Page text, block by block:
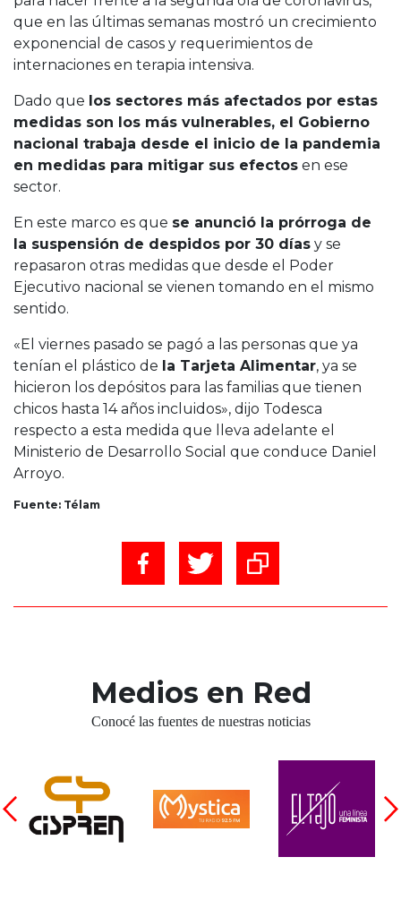
que en las últimas semanas mostró un crecimiento
exponencial de casos y requerimientos de
internaciones en terapia intensiva.
Dado que los sectores más afectados por estas
medidas son los más vulnerables, el Gobierno
nacional trabaja desde el inicio de la pandemia
en medidas para mitigar sus efectos en ese
sector.
En este marco es que se anunció la prórroga de
la suspensión de despidos por 30 días y se
repasaron otras medidas que desde el Poder
Ejecutivo nacional se vienen tomando en el mismo
sentido.
«El viernes pasado se pagó a las personas que ya
tenían el plástico de la Tarjeta Alimentar, ya se
hicieron los depósitos para las familias que tienen
chicos hasta 14 años incluidos», dijo Todesca
respecto a esta medida que lleva adelante el
Ministerio de Desarrollo Social que conduce Daniel
Arroyo.
Fuente: Télam
Medios en Red
Conocé las fuentes de nuestras noticias